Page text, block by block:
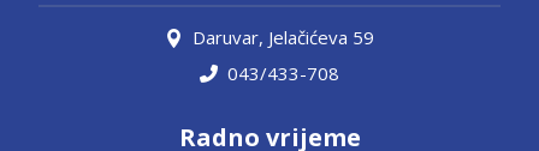
Daruvar, Jelačićeva 59
043/433-708
Radno vrijeme